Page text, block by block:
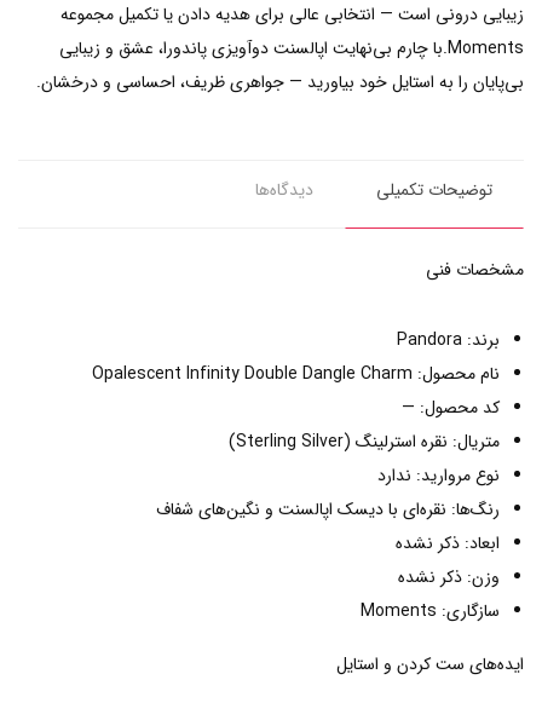
زیبایی درونی است — انتخابی عالی برای هدیه دادن یا تکمیل مجموعه
Moments.با چارم بی‌نهایت اپالسنت دوآویزی پاندورا، عشق و زیبایی
بی‌پایان را به استایل خود بیاورید — جواهری ظریف، احساسی و درخشان.
توضیحات تکمیلی دیدگاه‌ها
مشخصات فنی
برند: Pandora
نام محصول: Opalescent Infinity Double Dangle Charm
کد محصول: —
متریال: نقره استرلینگ (Sterling Silver)
نوع مروارید: ندارد
رنگ‌ها: نقره‌ای با دیسک اپالسنت و نگین‌های شفاف
ابعاد: ذکر نشده
وزن: ذکر نشده
سازگاری: Moments
ایده‌های ست کردن و استایل